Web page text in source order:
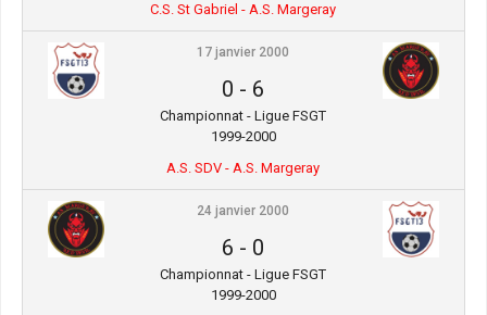
C.S. St Gabriel - A.S. Margeray
17 janvier 2000
0 - 6
Championnat - Ligue FSGT
1999-2000
A.S. SDV - A.S. Margeray
24 janvier 2000
6 - 0
Championnat - Ligue FSGT
1999-2000